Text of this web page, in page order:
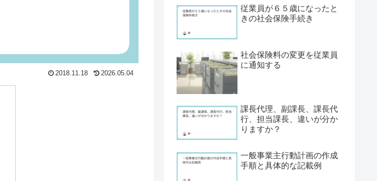
2018.11.18 2026.05.04
従業員が６５歳になったと
きの社会保険手続き
社会保険料の変更を従業員
に通知する
課長代理、副課長、課長代
行、担当課長、違いが分か
りますか？
一般事業主行動計画の作成
手順と具体的な記載例